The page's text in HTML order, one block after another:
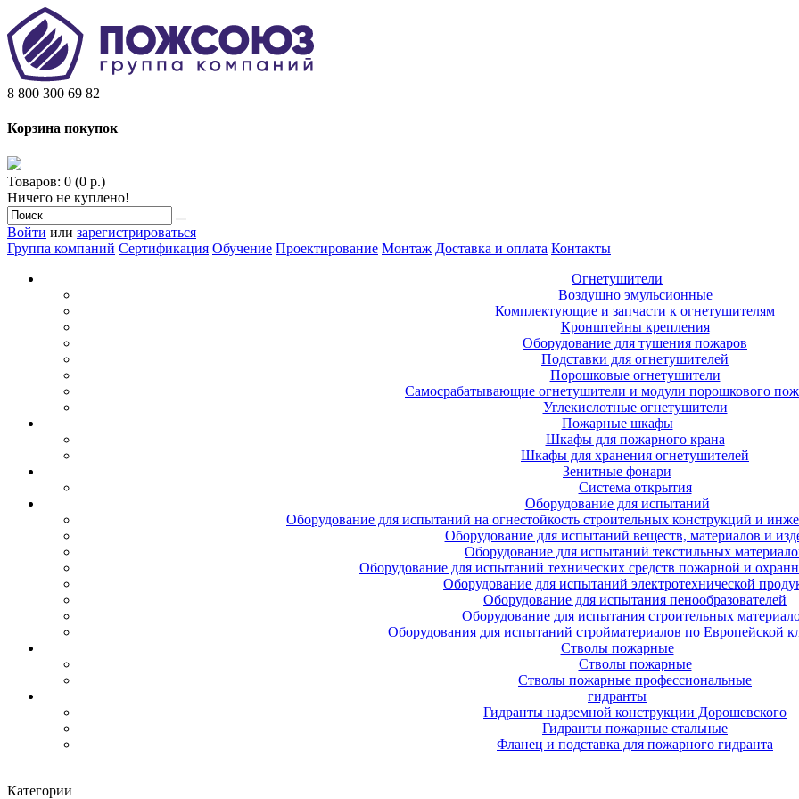
8 800 300 69 82
Корзина покупок
Товаров: 0 (0 р.)
Ничего не куплено!
Войти или зарегистрироваться
Группа компаний Сертификация Обучение Проектирование Монтаж Доставка и оплата Контакты
Огнетушители
Воздушно эмульсионные
Комплектующие и запчасти к огнетушителям
Кронштейны крепления
Оборудование для тушения пожаров
Подставки для огнетушителей
Порошковые огнетушители
Самосрабатывающие огнетушители и модули порошкового
Углекислотные огнетушители
Пожарные шкафы
Шкафы для пожарного крана
Шкафы для хранения огнетушителей
Зенитные фонари
Система открытия
Оборудование для испытаний
Оборудование для испытаний на огнестойкость строительных конструкций и
Оборудование для испытаний веществ, материалов и
Оборудование для испытаний текстильных
Оборудование для испытаний технических средств пожарной и
Оборудование для испытаний электротехнической
Оборудование для испытания пенообразователей
Оборудование для испытания строительных
Оборудования для испытаний стройматериалов по Европейской
Стволы пожарные
Стволы пожарные
Стволы пожарные профессиональные
гидранты
Гидранты надземной конструкции Дорошевского
Гидранты пожарные стальные
Фланец и подставка для пожарного гидранта
Категории